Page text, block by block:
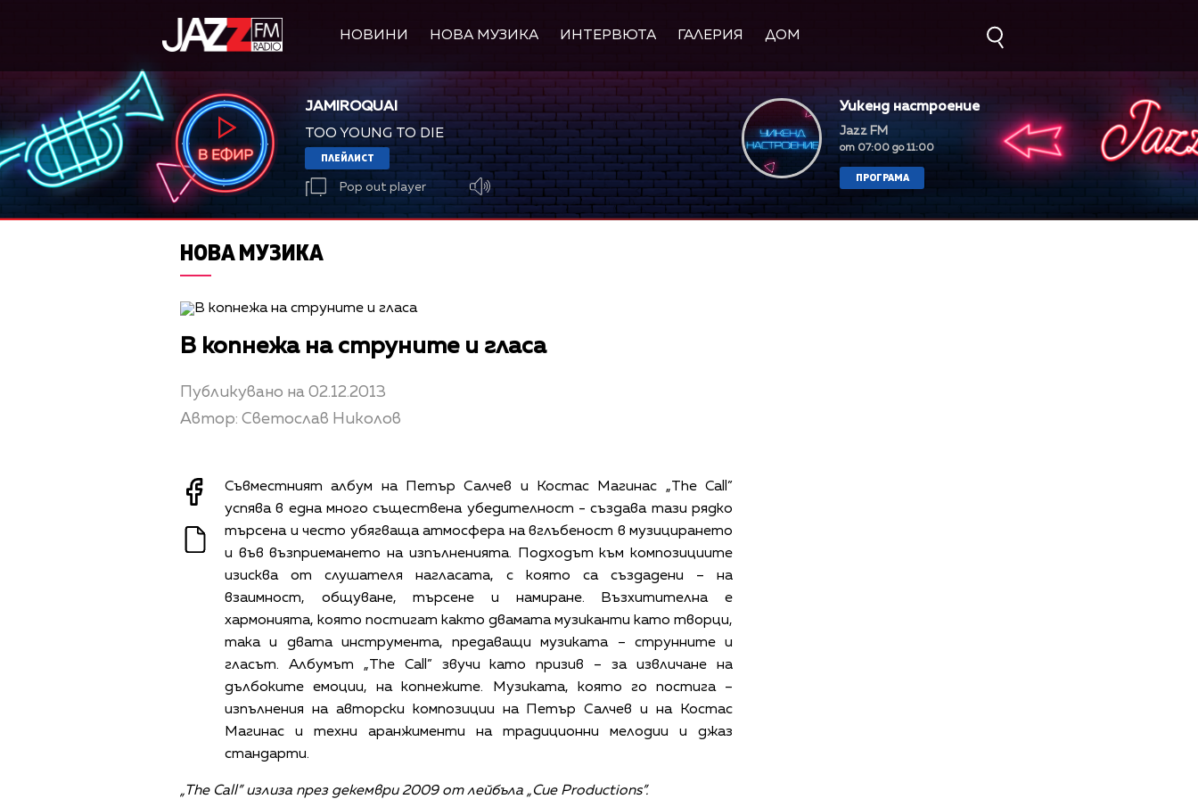
НОВИНИ НОВА МУЗИКА ИНТЕРВЮТА ГАЛЕРИЯ ДОМ
JAMIROQUAI
TOO YOUNG TO DIE
ПЛЕЙЛИСТ
Pop out player
Уикенд настроение
Jazz FM
от 07:00 до 11:00
ПРОГРАМА
НОВА МУЗИКА
В копнежа на струните и гласа
Публикувано на 02.12.2013
Автор: Светослав Николов
Съвместният албум на Петър Салчев и Костас Магинас „The Call”
успява в една много съществена убедителност - създава тази рядко
търсена и често убягваща атмосфера на вглъбеност в музицирането
и във възприемането на изпълненията. Подходът към композициите
изисква от слушателя нагласата, с която са създадени – на
взаимност, общуване, търсене и намиране. Възхитителна е
хармонията, която постигат както двамата музиканти като творци,
така и двата инструмента, предаващи музиката – струнните и
гласът. Албумът „The Call” звучи като призив – за извличане на
дълбоките емоции, на копнежите. Музиката, която го постига –
изпълнения на авторски композиции на Петър Салчев и на Костас
Магинас и техни аранжименти на традиционни мелодии и джаз
стандарти.
„The Call” излиза през декември 2009 от лейбъла „Cue Productions”.